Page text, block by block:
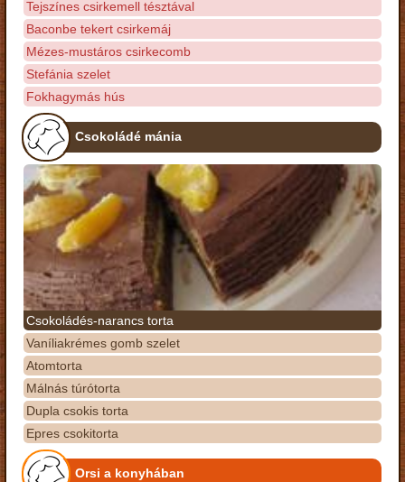
Tejszínes csirkemell tésztával
Baconbe tekert csirkemáj
Mézes-mustáros csirkecomb
Stefánia szelet
Fokhagymás hús
Csokoládé mánia
Csokoládés-narancs torta
Vaníliakrémes gomb szelet
Atomtorta
Málnás túrótorta
Dupla csokis torta
Epres csokitorta
Orsi a konyhában